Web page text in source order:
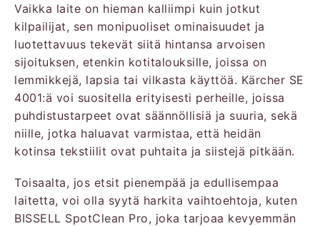
Vaikka laite on hieman kalliimpi kuin jotkut
kilpailijat, sen monipuoliset ominaisuudet ja
luotettavuus tekevät siitä hintansa arvoisen
sijoituksen, etenkin kotitalouksille, joissa on
lemmikkejä, lapsia tai vilkasta käyttöä. Kärcher SE
4001:ä voi suositella erityisesti perheille, joissa
puhdistustarpeet ovat säännöllisiä ja suuria, sekä
niille, jotka haluavat varmistaa, että heidän
kotinsa tekstiilit ovat puhtaita ja siistejä pitkään.
Toisaalta, jos etsit pienempää ja edullisempaa
laitetta, voi olla syytä harkita vaihtoehtoja, kuten
BISSELL SpotClean Pro, joka tarjoaa kevyemmän